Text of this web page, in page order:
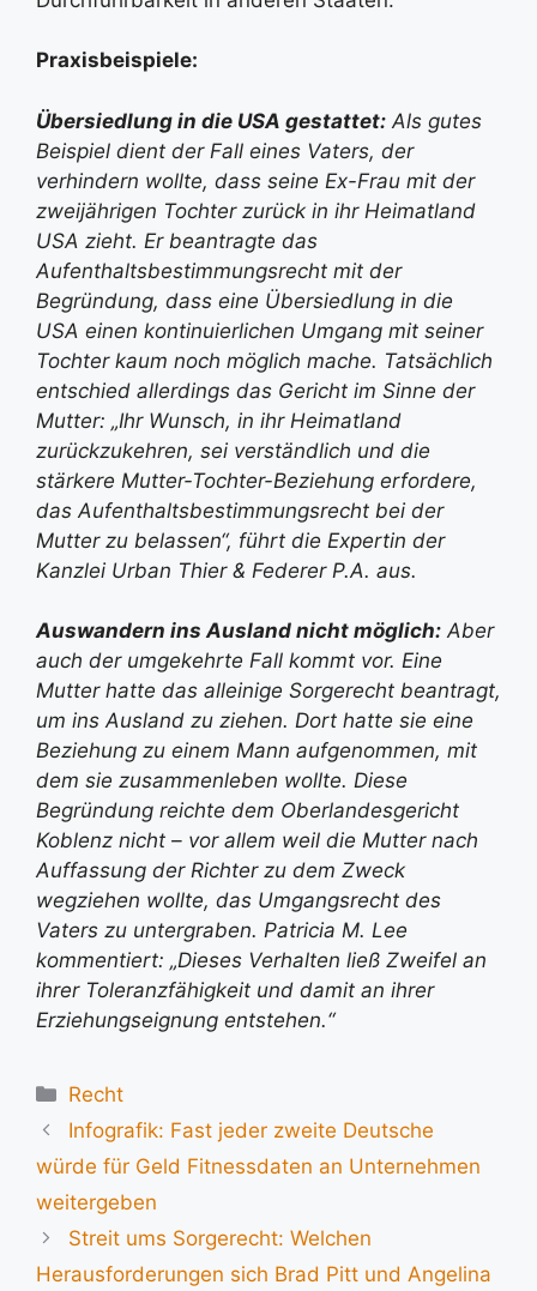
Praxisbeispiele:
Übersiedlung in die USA gestattet: Als gutes
Beispiel dient der Fall eines Vaters, der
verhindern wollte, dass seine Ex-Frau mit der
zweijährigen Tochter zurück in ihr Heimatland
USA zieht. Er beantragte das
Aufenthaltsbestimmungsrecht mit der
Begründung, dass eine Übersiedlung in die
USA einen kontinuierlichen Umgang mit seiner
Tochter kaum noch möglich mache. Tatsächlich
entschied allerdings das Gericht im Sinne der
Mutter: „Ihr Wunsch, in ihr Heimatland
zurückzukehren, sei verständlich und die
stärkere Mutter-Tochter-Beziehung erfordere,
das Aufenthaltsbestimmungsrecht bei der
Mutter zu belassen“, führt die Expertin der
Kanzlei Urban Thier & Federer P.A. aus.
Auswandern ins Ausland nicht möglich: Aber
auch der umgekehrte Fall kommt vor. Eine
Mutter hatte das alleinige Sorgerecht beantragt,
um ins Ausland zu ziehen. Dort hatte sie eine
Beziehung zu einem Mann aufgenommen, mit
dem sie zusammenleben wollte. Diese
Begründung reichte dem Oberlandesgericht
Koblenz nicht – vor allem weil die Mutter nach
Auffassung der Richter zu dem Zweck
wegziehen wollte, das Umgangsrecht des
Vaters zu untergraben. Patricia M. Lee
kommentiert: „Dieses Verhalten ließ Zweifel an
ihrer Toleranzfähigkeit und damit an ihrer
Erziehungseignung entstehen.“
Kategorien
Recht
Infografik: Fast jeder zweite Deutsche
würde für Geld Fitnessdaten an Unternehmen
weitergeben
Streit ums Sorgerecht: Welchen
Herausforderungen sich Brad Pitt und Angelina